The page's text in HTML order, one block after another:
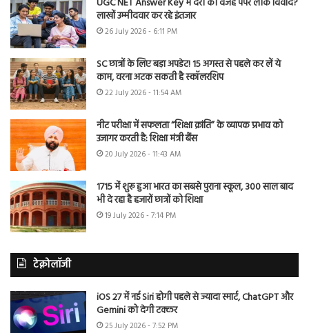
लाखों उम्मीदवार कर रहे इंतजार
26 July 2026 - 6:11 PM
SC छात्रों के लिए बड़ा अपडेट! 15 अगस्त से पहले कर लें ये
काम, वरना अटक सकती है स्कॉलरशिप
22 July 2026 - 11:54 AM
नीट परीक्षा में सफलता “शिक्षा क्रांति” के व्यापक प्रभाव को
उजागर करती है: शिक्षा मंत्री बैंस
20 July 2026 - 11:43 AM
1715 में शुरू हुआ भारत का सबसे पुराना स्कूल, 300 साल बाद
भी दे रहा है हजारों छात्रों को शिक्षा
19 July 2026 - 7:14 PM
टेक्नोलॉजी
iOS 27 में नई Siri होगी पहले से ज्यादा स्मार्ट, ChatGPT और
Gemini को देगी टक्कर
25 July 2026 - 7:52 PM